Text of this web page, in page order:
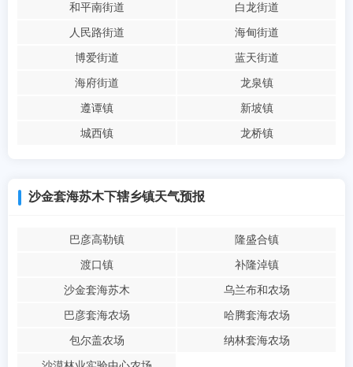
和平南街道
白龙街道
人民路街道
海甸街道
博爱街道
蓝天街道
海府街道
龙泉镇
遵谭镇
新坡镇
城西镇
龙桥镇
沙金套海苏木下辖乡镇天气预报
巴彦高勒镇
隆盛合镇
渡口镇
补隆淖镇
沙金套海苏木
乌兰布和农场
巴彦套海农场
哈腾套海农场
包尔盖农场
纳林套海农场